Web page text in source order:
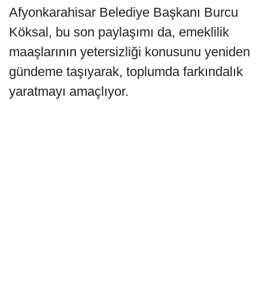
Afyonkarahisar Belediye Başkanı Burcu
Köksal, bu son paylaşımı da, emeklilik
maaşlarının yetersizliği konusunu yeniden
gündeme taşıyarak, toplumda farkındalık
yaratmayı amaçlıyor.